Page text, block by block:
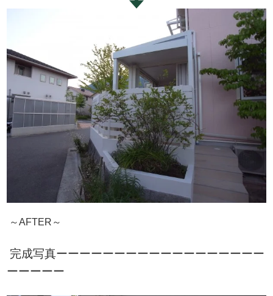
～AFTER～
完成写真ーーーーーーーーーーーーーーーーーー
ーーーーー